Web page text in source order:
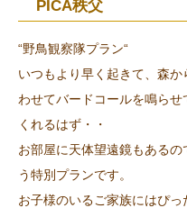
PICA秩父
“野鳥観察隊プラン“
いつもより早く起きて、森
わせてバードコールを鳴ら
くれるはず・・
お部屋に天体望遠鏡もある
う特別プランです。
お子様のいるご家族にはぴ